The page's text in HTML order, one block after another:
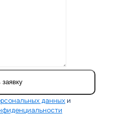
данных и